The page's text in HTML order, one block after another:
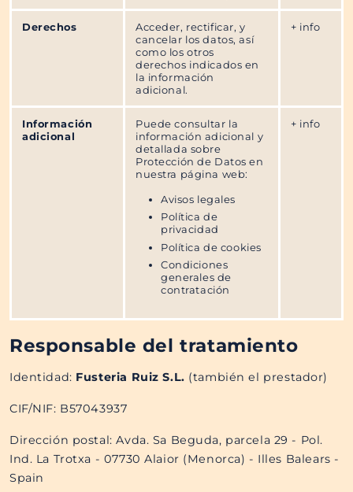
Derechos
Acceder, rectificar, y
cancelar los datos, así
como los otros
derechos indicados en
la información
adicional.
+ info
Información
adicional
Puede consultar la
información adicional y
detallada sobre
Protección de Datos en
nuestra página web:
​Avisos legales
Política de
privacidad
Política de cookies
Condiciones
generales de
contratación
+ info
Responsable del tratamiento
Identidad: Fusteria Ruiz S.L.​​ (también el prestador)
CIF/NIF: B57043937
Dirección postal: Avda. Sa Beguda, parcela 29 - Pol.
Ind. La Trotxa - 07730 Alaior (Menorca) - Illes Balears -
Spain